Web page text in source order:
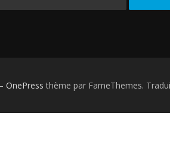
– OnePress thème par FameThemes.